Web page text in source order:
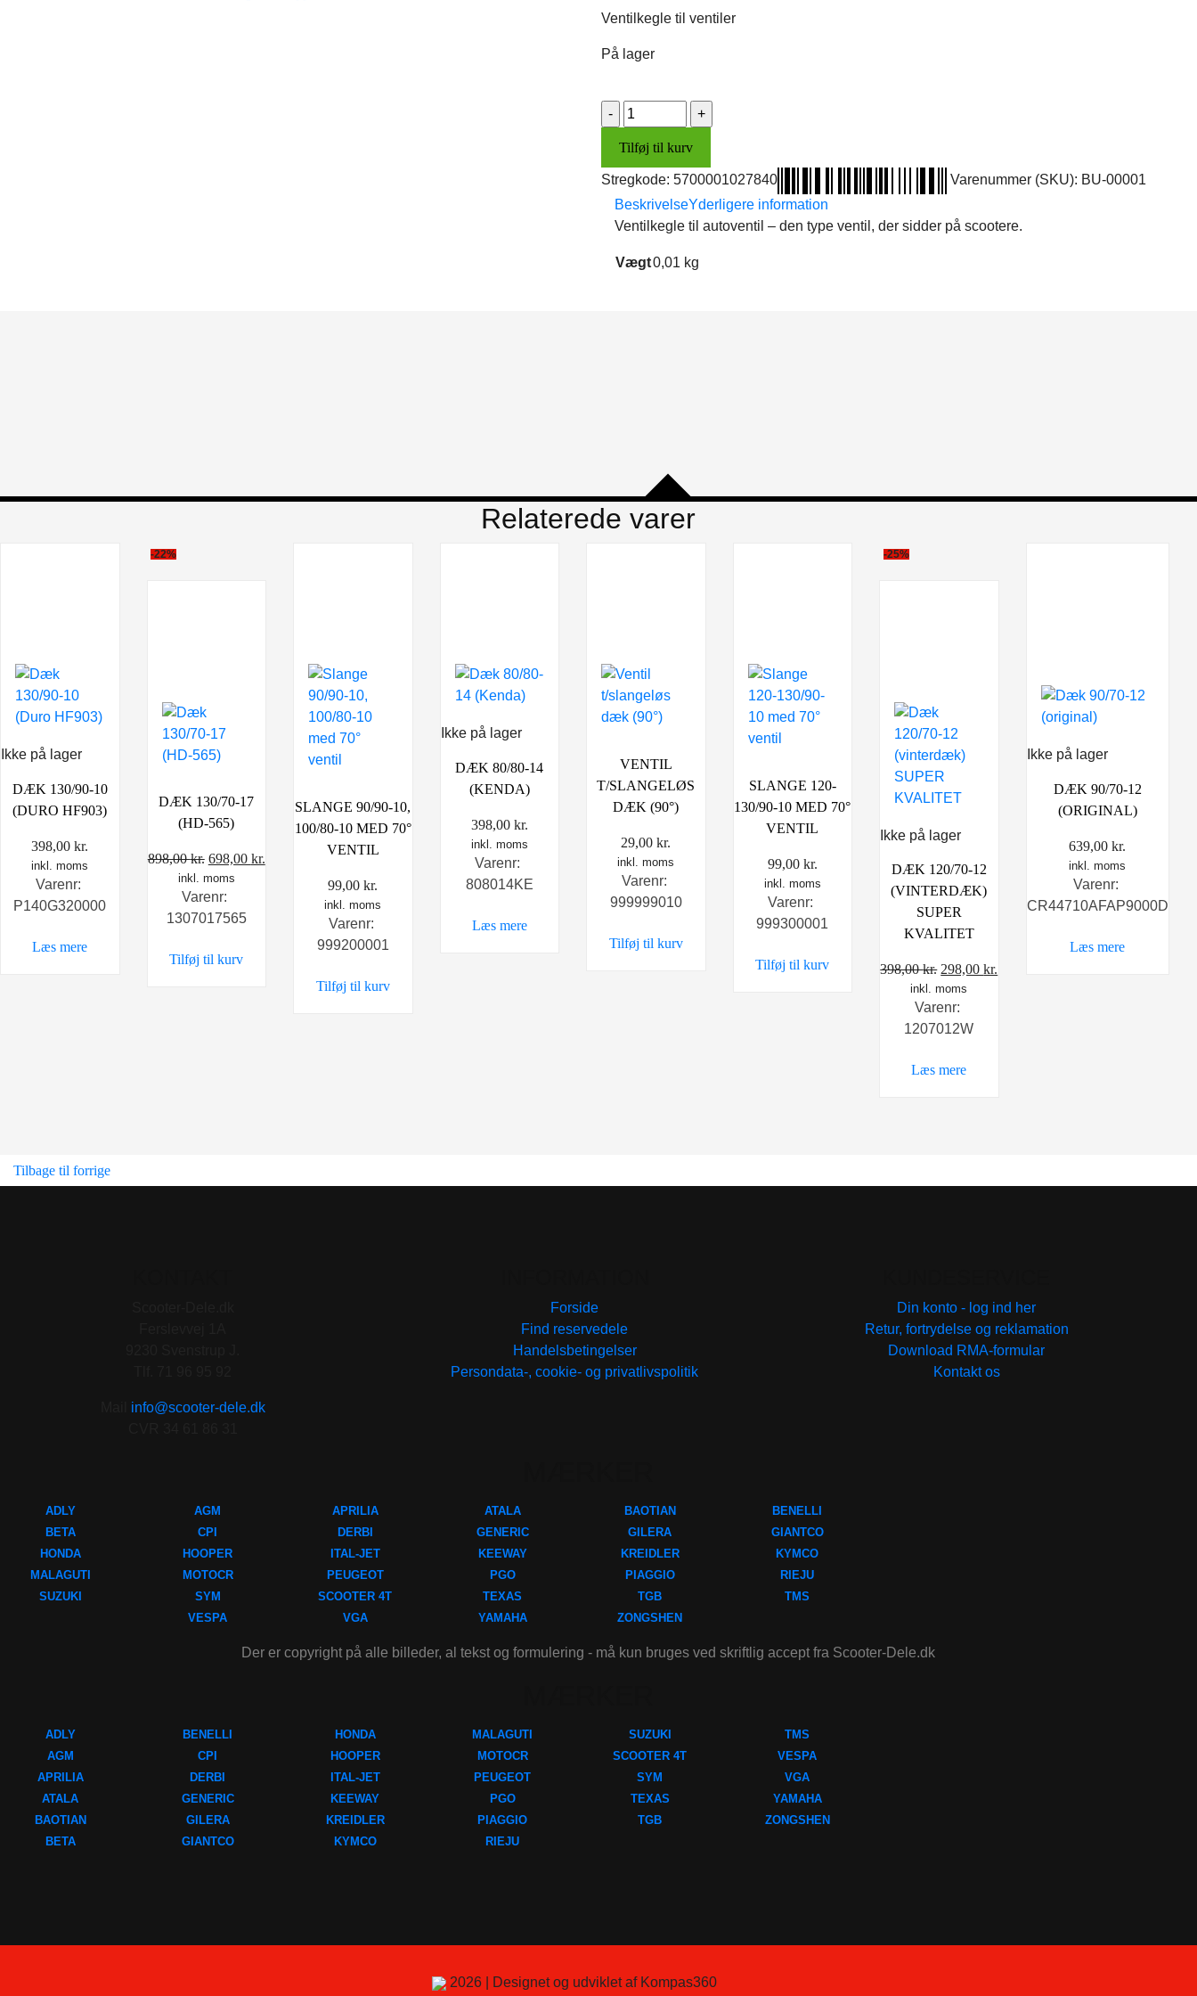
var:
5,95 kr..
Ventilkegle til ventiler
På lager
Ventilkegle
antal
Tilføj til kurv
Stregkode: 5700001027840 Varenummer (SKU): BU-00001
BeskrivelseYderligere information
Ventilkegle til autoventil – den type ventil, der sidder på scootere.
Vægt0,01 kg
Relaterede varer
Ikke på lager
DÆK 130/90-10
(DURO HF903)
398,00kr.
inkl. moms
Varenr:
P140G320000
Læs mere
-22%
DÆK 130/70-17
(HD-565)
898,00kr. Den
oprindelige
pris
var:
698,00 kr.Den
698,00 kr..
inkl. moms
Varenr:
1307017565
Tilføj til kurv
SLANGE 90/90-10,
100/80-10 MED 70°
VENTIL
99,00kr.
inkl. moms
Varenr:
999200001
Tilføj til kurv
Ikke på lager
DÆK 80/80-14
(KENDA)
398,00 kr.
inkl. moms
Varenr:
808014KE
Læs mere
VENTIL
T/SLANGELØS
DÆK (90°)
29,00kr.
inkl. moms
Varenr:
999999010
Tilføj til kurv
SLANGE 120-
130/90-10 MED 70°
VENTIL
99,00 kr.
inkl. moms
Varenr:
999300001
Tilføj til kurv
-25%
Ikke på lager
DÆK 120/70-12
(VINTERDÆK)
SUPER
KVALITET
398,00kr. Den
oprindelige
pris
var:
298,00kr.
inkl. moms
Varenr:
1207012W
Læs mere
Ikke på lager
DÆK 90/70-12
(ORIGINAL)
639,00 kr.
inkl. moms
Varenr:
CR44710AFAP9000D
Læs mere
Tilbage til forrige
info@scooter-dele.dk
Forside
Find reservedele
Handelsbetingelser
Persondata-, cookie- og privatlivspolitik
Din konto - log ind her
Retur, fortrydelse og reklamation
Download RMA-formular
Kontakt os
ADLY
BETA
HONDA
MALAGUTI
SUZUKI
AGM
CPI
HOOPER
MOTOCR
SYM
VESPA
APRILIA
DERBI
ITAL-JET
PEUGEOT
SCOOTER 4T
VGA
ATALA
GENERIC
KEEWAY
PGO
TEXAS
YAMAHA
BAOTIAN
GILERA
KREIDLER
PIAGGIO
TGB
ZONGSHEN
BENELLI
GIANTCO
KYMCO
RIEJU
TMS
Der er copyright på alle billeder, al tekst og formulering - må kun bruges ved skriftlig accept fra Scooter-Dele.dk
ADLY
AGM
APRILIA
ATALA
BAOTIAN
BETA
BENELLI
CPI
DERBI
GENERIC
GILERA
GIANTCO
HONDA
HOOPER
ITAL-JET
KEEWAY
KREIDLER
KYMCO
MALAGUTI
MOTOCR
PEUGEOT
PGO
PIAGGIO
RIEJU
SUZUKI
SCOOTER 4T
SYM
TEXAS
TGB
TMS
VESPA
VGA
YAMAHA
ZONGSHEN
2026 | Designet og udviklet af Kompas360